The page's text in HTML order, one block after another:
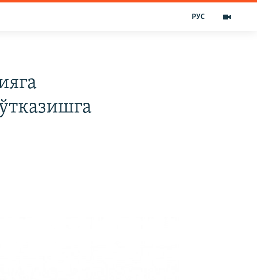
РУС